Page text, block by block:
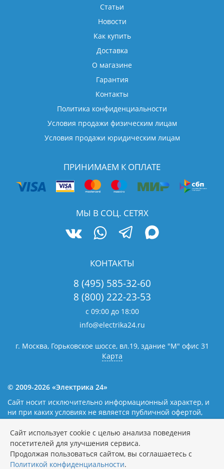
Статьи
Новости
Как купить
Доставка
О магазине
Гарантия
Контакты
Политика конфиденциальности
Условия продажи физическим лицам
Условия продажи юридическим лицам
ПРИНИМАЕМ К ОПЛАТЕ
МЫ В СОЦ. СЕТЯХ
КОНТАКТЫ
8 (495) 585-32-60
8 (800) 222-23-53
с 09:00 до 18:00
info@electrika24.ru
г. Москва, Горьковское шоссе, вл.19, здание "М" офис 31
Карта
© 2009-2026 «Электрика 24»
Сайт носит исключительно информационный характер, и
ни при каких условиях не является публичной офертой,
кодекса Российской Федерации. Наличие и цены уточняйте
у наших операторов.Политика обработки персональных
данных
Сайт использует cookie с целью анализа поведения
посетителей для улучшения сервиса.
Продолжая пользоваться сайтом, вы соглашаетесь с
Политикой конфиденциальности.